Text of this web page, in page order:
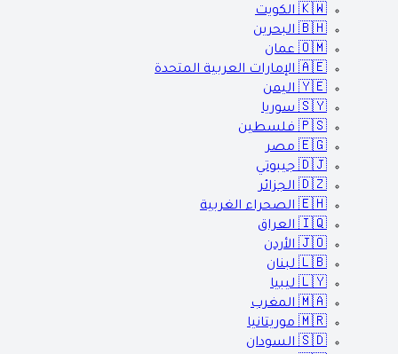
🇰🇼 الكويت
🇧🇭 البحرين
🇴🇲 عمان
🇦🇪 الإمارات العربية المتحدة
🇾🇪 اليمن
🇸🇾 سوريا
🇵🇸 فلسطين
🇪🇬 مصر
🇩🇯 جيبوتي
🇩🇿 الجزائر
🇪🇭 الصحراء الغربية
🇮🇶 العراق
🇯🇴 الأردن
🇱🇧 لبنان
🇱🇾 ليبيا
🇲🇦 المغرب
🇲🇷 موريتانيا
🇸🇩 السودان